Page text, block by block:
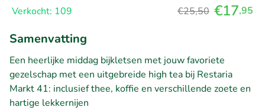
Verkocht: 109 €25,50 €17,95
Samenvatting
Een heerlijke middag bijkletsen met jouw favoriete
gezelschap met een uitgebreide high tea bij Restaria
Markt 41: inclusief thee, koffie en verschillende zoete en
hartige lekkernijen